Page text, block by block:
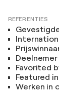
REFERENTIES
Favorited
Featured
Werken in